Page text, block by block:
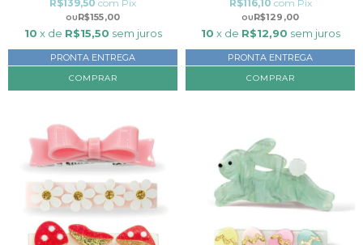
R$155,00
R$139,50 com Pix
10 x de R$15,50 sem juros
PRONTA ENTREGA
R$129,00
R$116,10 com Pix
10 x de R$12,90 sem juros
PRONTA ENTREGA
COMPRAR